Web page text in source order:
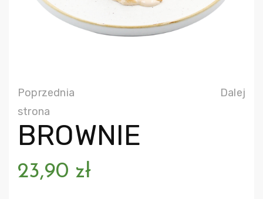
Poprzednia
strona
Dalej
BROWNIE
23,90 zł